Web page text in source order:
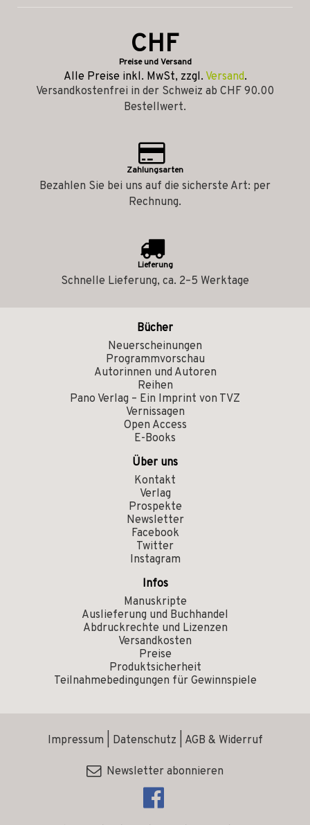
CHF
Preise und Versand
Alle Preise inkl. MwSt, zzgl. Versand.
Versandkostenfrei in der Schweiz ab CHF 90.00
Bestellwert.
Zahlungsarten
Bezahlen Sie bei uns auf die sicherste Art: per
Rechnung.
Lieferung
Schnelle Lieferung, ca. 2–5 Werktage
Bücher
Neuerscheinungen
Programmvorschau
Autorinnen und Autoren
Reihen
Pano Verlag – Ein Imprint von TVZ
Vernissagen
Open Access
E-Books
Über uns
Kontakt
Verlag
Prospekte
Newsletter
Facebook
Twitter
Instagram
Infos
Manuskripte
Auslieferung und Buchhandel
Abdruckrechte und Lizenzen
Versandkosten
Preise
Produktsicherheit
Teilnahmebedingungen für Gewinnspiele
Impressum Datenschutz AGB & Widerruf
Newsletter abonnieren